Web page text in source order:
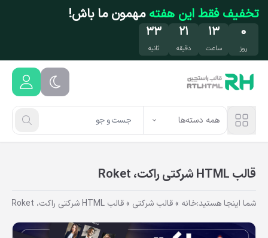
رفتن به محتوای اصلی
تخفیف فقط این هفتهمهمون ما باش!
۰
روز
۱۳
ساعت
۲۱
دقیقه
۳۲
ثانیه
همه دسته‌ها
قالب HTML شرکتی راکت، Roket
شما اینجا هستید:خانه »قالب شرکتی »قالب HTML شرکتی راکت، Roket